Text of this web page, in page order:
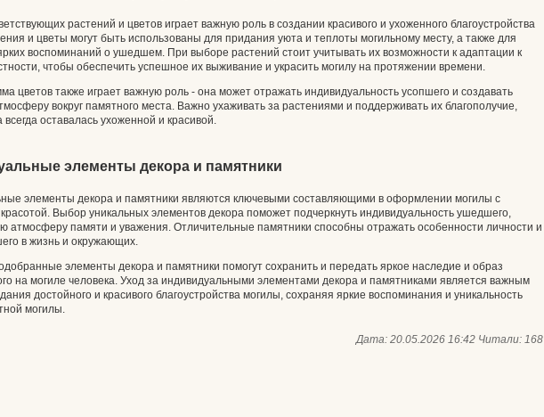
растений и цветов играет важную роль в создании красивого и ухоженного благоустройства
и цветы могут быть использованы для придания уюта и теплоты могильному месту, а также для
воспоминаний о ушедшем. При выборе растений стоит учитывать их возможности к адаптации к
чтобы обеспечить успешное их выживание и украсить могилу на протяжении времени.
цветов также играет важную роль - она может отражать индивидуальность усопшего и создавать
вокруг памятного места. Важно ухаживать за растениями и поддерживать их благополучие,
оставалась ухоженной и красивой.
элементы декора и памятники
элементы декора и памятники являются ключевыми составляющими в оформлении могилы с
Выбор уникальных элементов декора поможет подчеркнуть индивидуальность ушедшего,
атмосферу памяти и уважения. Отличительные памятники способны отражать особенности личности и
в жизнь и окружающих.
элементы декора и памятники помогут сохранить и передать яркое наследие и образ
на могиле человека. Уход за индивидуальными элементами декора и памятниками является важным
достойного и красивого благоустройства могилы, сохраняя яркие воспоминания и уникальность
могилы.
Дата: 20.05.2026 16:42 Читали: 168